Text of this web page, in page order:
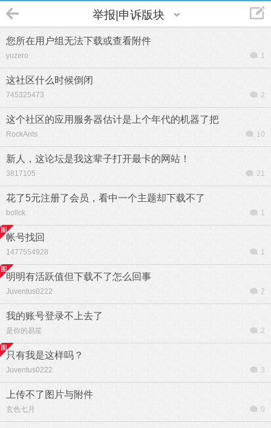
举报|申诉版块
您所在用户组无法下载或查看附件
yuzero 1
这社区什么时候倒闭
745325473 2
这个社区的应用服务器估计是上个年代的机器了把
RockAnts 10
新人，这论坛是我这辈子打开最卡的网站！
3817105 21
花了5元注册了会员，看中一个主题却下载不了
bollck 1
帐号找回
1477554928 1
明明有活跃值但下载不了怎么回事
Juventus0222 2
我的账号登录不上去了
是你的易笙 2
只有我是这样吗？
Juventus0222 3
上传不了图片与附件
玄色七月 0